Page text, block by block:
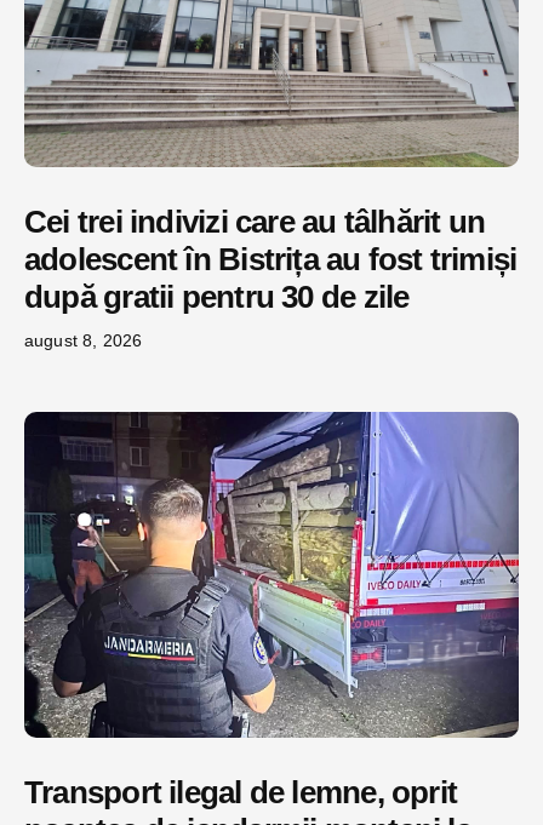
Cei trei indivizi care au tâlhărit un
adolescent în Bistrița au fost trimiși
după gratii pentru 30 de zile
august 8, 2026
Transport ilegal de lemne, oprit